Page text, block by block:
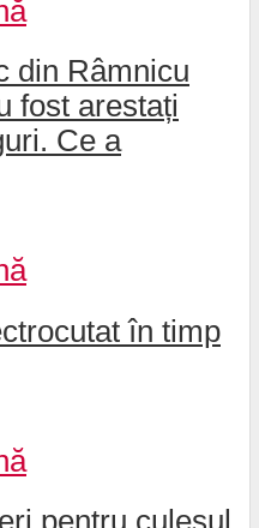
din Râmnicu
fost arestați
Ce a
în timp
pentru culesul